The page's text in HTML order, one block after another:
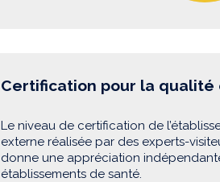
Certification pour la qualité
Le niveau de certification de
externe réalisée par des experts-
donne une appréciation
établissements de santé.